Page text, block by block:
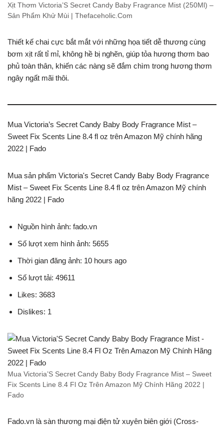
Xịt Thơm Victoria’S Secret Candy Baby Fragrance Mist (250Ml) –
Sản Phẩm Khử Mùi | Thefaceholic.Com
Thiết kế chai cực bắt mắt với những họa tiết dễ thương cùng
bơm xịt rất tỉ mỉ, không hề bị nghẽn, giúp tỏa hương thơm bao
phủ toàn thân, khiến các nàng sẽ đắm chìm trong hương thơm
ngây ngất mãi thôi.
Mua Victoria’s Secret Candy Baby Body Fragrance Mist –
Sweet Fix Scents Line 8.4 fl oz trên Amazon Mỹ chính hãng
2022 | Fado
Mua sản phẩm Victoria's Secret Candy Baby Body Fragrance
Mist – Sweet Fix Scents Line 8.4 fl oz trên Amazon Mỹ chính
hãng 2022 | Fado
Nguồn hình ảnh: fado.vn
Số lượt xem hình ảnh: 5655
Thời gian đăng ảnh: 10 hours ago
Số lượt tải: 49611
Likes: 3683
Dislikes: 1
Mua Victoria’S Secret Candy Baby Body Fragrance Mist – Sweet
Fix Scents Line 8.4 Fl Oz Trên Amazon Mỹ Chính Hãng 2022 |
Fado
Fado.vn là sàn thương mại điện tử xuyên biên giới (Cross-